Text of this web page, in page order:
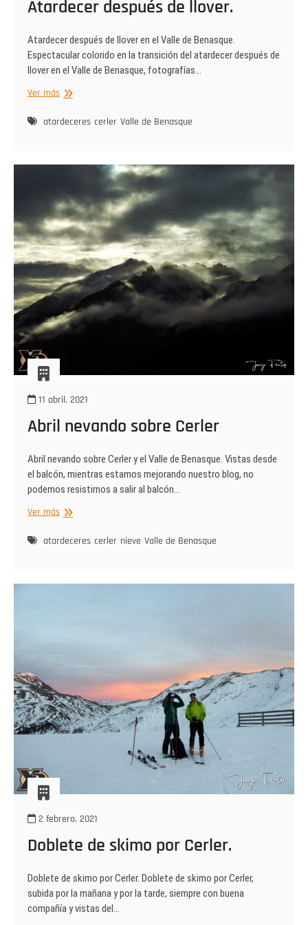
Atardecer después de llover.
Atardecer después de llover en el Valle de Benasque.
Espectacular colorido en la transición del atardecer después de
llover en el Valle de Benasque, fotografías…
Ver másAtardecer
de
atardeceres cerler Valle de Benasque
11 abril, 2021
Abril nevando sobre Cerler
Abril nevando sobre Cerler y el Valle de Benasque. Vistas desde
el balcón, mientras estamos mejorando nuestro blog, no
podemos resistirnos a salir al balcón…
Ver másAbril
sobre
atardeceres cerler nieve Valle de Benasque
2 febrero, 2021
Doblete de skimo por Cerler.
Doblete de skimo por Cerler. Doblete de skimo por Cerler,
subida por la mañana y por la tarde, siempre con buena
compañía y vistas del…